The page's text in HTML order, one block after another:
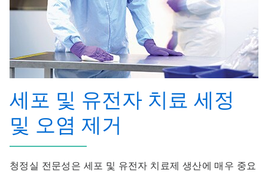
세포 및 유전자 치료 세정
및 오염 제거
청정실 전문성은 세포 및 유전자 치료제 생산에 매우 중요